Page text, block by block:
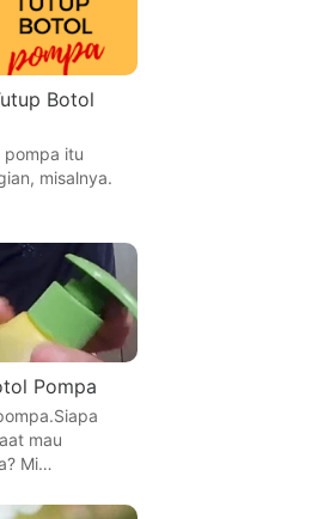
Botol
pompa itu
misalnya.
Pompa
mau
Mi…